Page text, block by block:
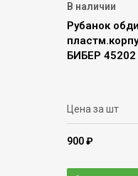
В наличии
Рубанок
БИБЕР 45202
Цена за шт
900 ₽